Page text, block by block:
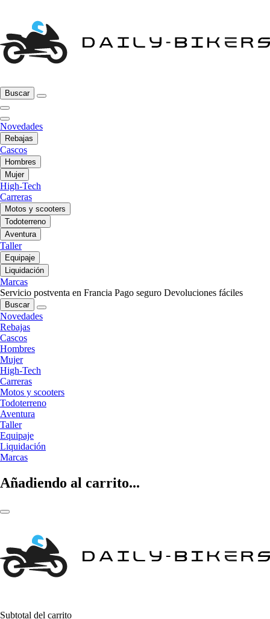
Buscar
Novedades
Rebajas
Cascos
Hombres
Mujer
High-Tech
Carreras
Motos y scooters
Todoterreno
Aventura
Taller
Equipaje
Liquidación
Marcas
Servicio postventa en Francia Pago seguro Devoluciones fáciles
Buscar
Novedades
Rebajas
Cascos
Hombres
Mujer
High-Tech
Carreras
Motos y scooters
Todoterreno
Aventura
Taller
Equipaje
Liquidación
Marcas
Añadiendo al carrito...
Subtotal del carrito